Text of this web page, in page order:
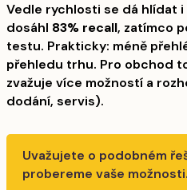
Vedle rychlosti se dá hlídat
dosáhl 83% recall, zatímco
testu. Prakticky: méně
přehledu trhu. Pro obchod
zvažuje více možností a
dodání, servis).
Uvažujete o podobném
probereme vaše možnosti.